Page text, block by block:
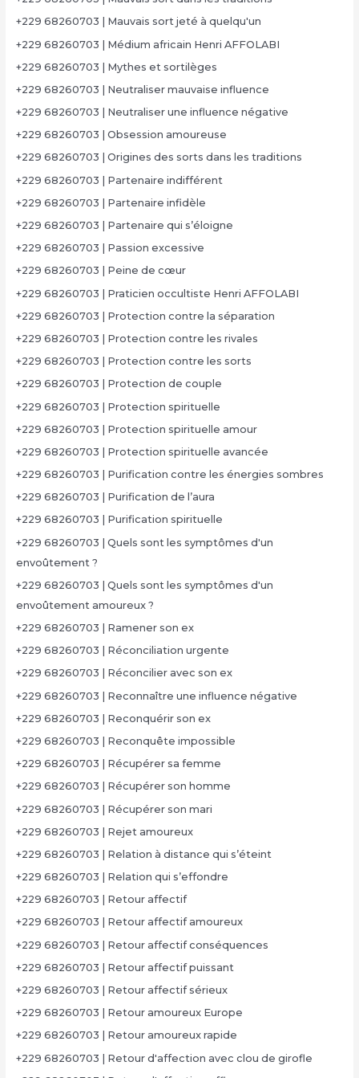
+229 68260703 | Mauvais sort jeté à quelqu'un
+229 68260703 | Médium africain Henri AFFOLABI
+229 68260703 | Mythes et sortilèges
+229 68260703 | Neutraliser mauvaise influence
+229 68260703 | Neutraliser une influence négative
+229 68260703 | Obsession amoureuse
+229 68260703 | Origines des sorts dans les traditions
+229 68260703 | Partenaire indifférent
+229 68260703 | Partenaire infidèle
+229 68260703 | Partenaire qui s’éloigne
+229 68260703 | Passion excessive
+229 68260703 | Peine de cœur
+229 68260703 | Praticien occultiste Henri AFFOLABI
+229 68260703 | Protection contre la séparation
+229 68260703 | Protection contre les rivales
+229 68260703 | Protection contre les sorts
+229 68260703 | Protection de couple
+229 68260703 | Protection spirituelle
+229 68260703 | Protection spirituelle amour
+229 68260703 | Protection spirituelle avancée
+229 68260703 | Purification contre les énergies sombres
+229 68260703 | Purification de l’aura
+229 68260703 | Purification spirituelle
+229 68260703 | Quels sont les symptômes d'un
envoûtement ?
+229 68260703 | Quels sont les symptômes d'un
envoûtement amoureux ?
+229 68260703 | Ramener son ex
+229 68260703 | Réconciliation urgente
+229 68260703 | Réconcilier avec son ex
+229 68260703 | Reconnaître une influence négative
+229 68260703 | Reconquérir son ex
+229 68260703 | Reconquête impossible
+229 68260703 | Récupérer sa femme
+229 68260703 | Récupérer son homme
+229 68260703 | Récupérer son mari
+229 68260703 | Rejet amoureux
+229 68260703 | Relation à distance qui s’éteint
+229 68260703 | Relation qui s’effondre
+229 68260703 | Retour affectif
+229 68260703 | Retour affectif amoureux
+229 68260703 | Retour affectif conséquences
+229 68260703 | Retour affectif puissant
+229 68260703 | Retour affectif sérieux
+229 68260703 | Retour amoureux Europe
+229 68260703 | Retour amoureux rapide
+229 68260703 | Retour d'affection avec clou de girofle